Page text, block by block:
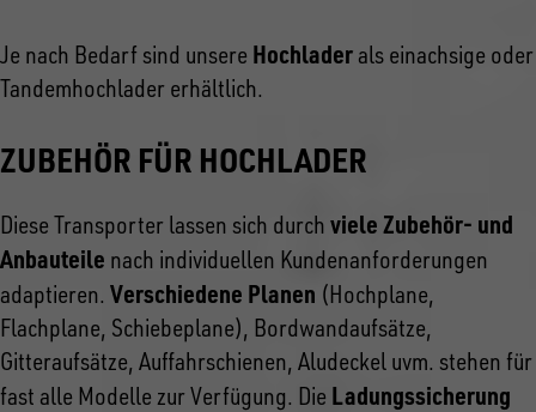
Je nach Bedarf sind unsere Hochlader als einachsige oder
Tandemhochlader erhältlich.
ZUBEHÖR FÜR HOCHLADER
Diese Transporter lassen sich durch viele Zubehör- und
Anbauteile nach individuellen Kundenanforderungen
adaptieren. Verschiedene Planen (Hochplane,
Flachplane, Schiebeplane), Bordwandaufsätze,
Gitteraufsätze, Auffahrschienen, Aludeckel uvm. stehen für
fast alle Modelle zur Verfügung. Die Ladungssicherung